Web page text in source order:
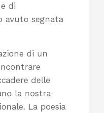
di
avuto segnata
di un
delle
la nostra
La poesia